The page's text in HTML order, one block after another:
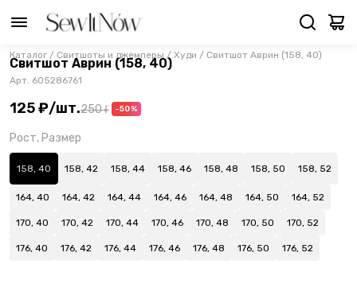
Каталог / Свитшоты и джемперы / Худи / Свитшот Аврин (158, 40)
Свитшот Аврин (158, 40)
Арт. 605286761
125 ₽/шт.250 ₽ -50%
Рост, Размер
158, 40 158, 42 158, 44 158, 46 158, 48 158, 50 158, 52
164, 40 164, 42 164, 44 164, 46 164, 48 164, 50 164, 52
170, 40 170, 42 170, 44 170, 46 170, 48 170, 50 170, 52
176, 40 176, 42 176, 44 176, 46 176, 48 176, 50 176, 52